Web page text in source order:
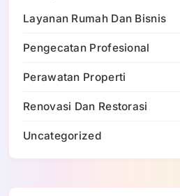
Layanan Rumah Dan Bisnis
Pengecatan Profesional
Perawatan Properti
Renovasi Dan Restorasi
Uncategorized